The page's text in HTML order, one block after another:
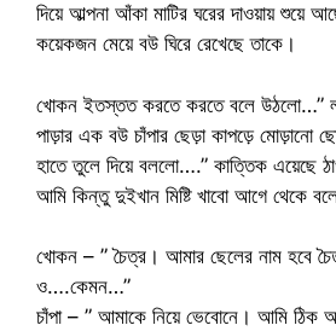
দিয়ে আল্পনা আঁকা মাটির ঘরের দাওয়ায় শুয়ে
কয়েকজন মেয়ে বউ ঘিরে রেখেছে তাকে।
খোকন ইতস্তত করতে করতে বলে উঠলো…”
পাড়ার এক বউ চাঁপার ছেড়া কাপড়ে মোড়ানো
হাতে তুলে দিয়ে বললো….” কাত্তিক এয়েছে
আমি কিন্তু দুইখান মিষ্টি খাবো আগে থেকে
খোকন – ” চৈত্র। আমার ছেলের নাম হবে
ও….কেমন…”
চাঁপা – ” আমাকে নিয়ে ভেবোনে। আমি ঠিক